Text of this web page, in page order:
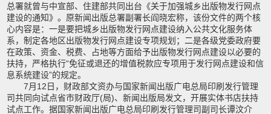
总署就曾与中宣部、住建部共同出台《关于加强城乡出版物发行网点
建设的通知》。原新闻出版总署副署长阎晓宏称，该份文件的两个核
心内容是：一是要把城乡出版物发行网点建设纳入公共文化服务体
系，制定各地区出版物发行网点建设专项规划；二是各级党委政府要
在政策、资金、税费、占地等方面给予出版物发行网点建设以必要的
扶持，严格执行“免征或退还的增值税款应专项用于发行网点建设和信
息系统建设”的规定。
7月12日，财政部文资办与国家新闻出版广电总局印刷发行管理
司共同向试点省市财政厅(局)、新闻出版局发文，开展实体书店扶持
试点工作。据国家新闻出版广电总局印刷发行管理司副司长谭汶介